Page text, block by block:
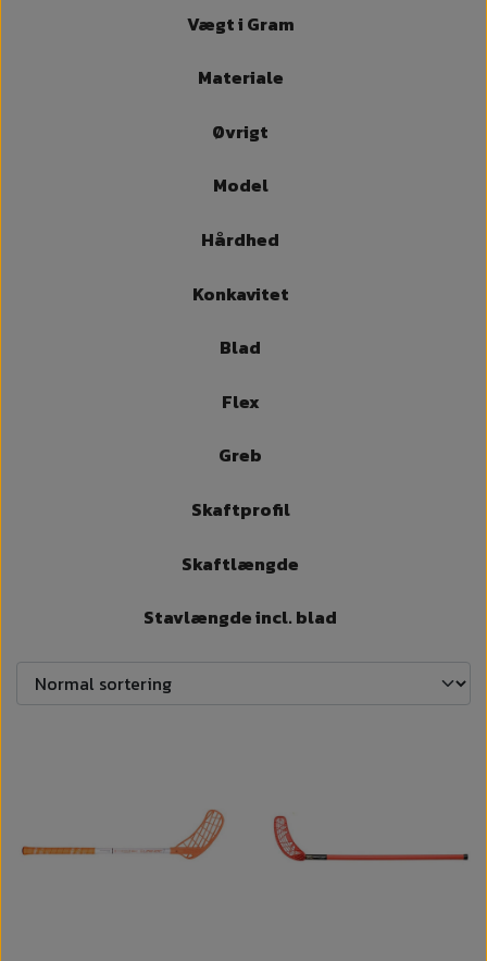
Vægt i Gram
Materiale
Øvrigt
Model
Hårdhed
Konkavitet
Blad
Flex
Greb
Skaftprofil
Skaftlængde
Stavlængde incl. blad